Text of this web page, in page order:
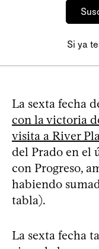
Si ya
La sexta fecha
con la victoria
visita a River
del Prado en el
con Progreso,
habiendo
tabla).
La sexta fecha